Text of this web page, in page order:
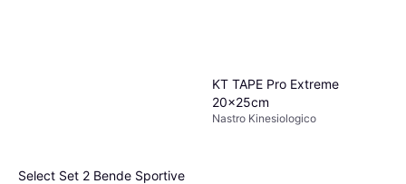
Select Set 2 Bende Sportive
KT TAPE Pro Extreme
20x25cm
Nastro Kinesiologico